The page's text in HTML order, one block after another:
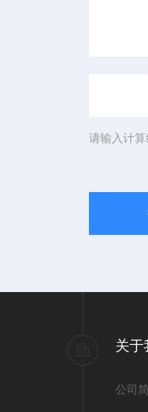
请输入计
关于
公司